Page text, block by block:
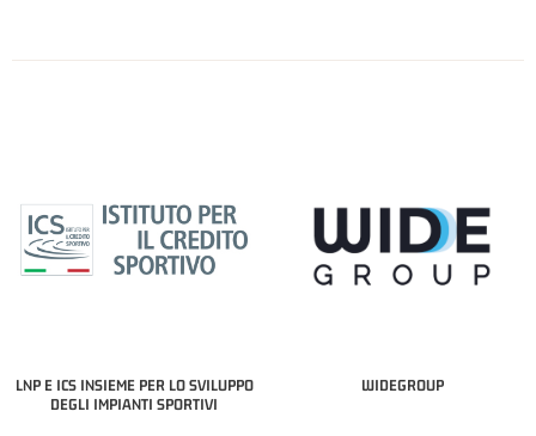
LNP E ICS INSIEME PER LO SVILUPPO
DEGLI IMPIANTI SPORTIVI
WIDEGROUP